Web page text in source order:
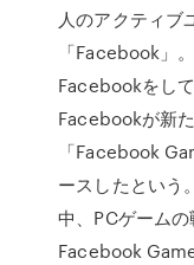
人のアクティブ
「Facebook」
Facebookをし
Facebookが新
「Facebook
ースしたという
中、PCゲーム
Facebook